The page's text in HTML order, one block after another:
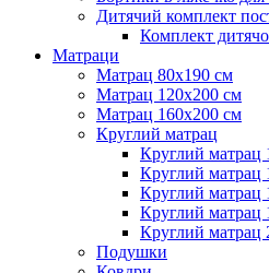
Дитячий комплект
Комплект
Матраци
Матрац 80х190 см
Матрац 120х200 см
Матрац 160х200 см
Круглий матрац
Круглий матрац
Круглий матрац
Круглий матрац
Круглий матрац
Круглий матрац
Подушки